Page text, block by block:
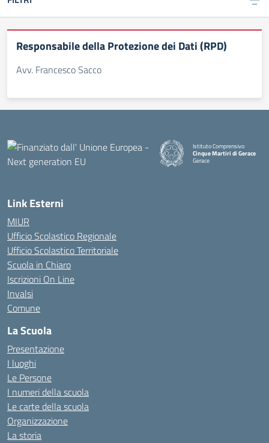
Responsabile della Protezione dei Dati (RPD)
Avv. Francesco Sacco
Istituto Comprensivo
Cinque Martiri di Gerace
Gerace
Link Esterni
MIUR
Ufficio Scolastico Regionale
Ufficio Scolastico Territoriale
Scuola in Chiaro
Iscrizioni On Line
Invalsi
Comune
La Scuola
Presentazione
I luoghi
Le Persone
I numeri della scuola
Le carte della scuola
Organizzazione
La storia